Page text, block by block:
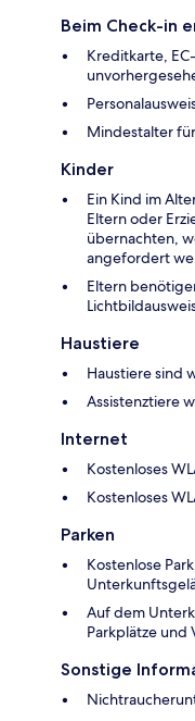
Beim Check-in
Kreditkarte,
Mindestalter
Kinder
Ein Kind im
Eltern oder
übernachten,
angefordert
Eltern
Haustiere
Haustiere sind
Assistenztiere
Internet
Kostenloses
Kostenloses
Parken
Kostenlose
Auf dem
Parkplätze und
Sonstige